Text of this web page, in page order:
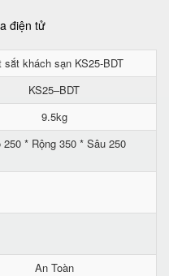
sắt khách sạn KS25-BDT
KS25–BDT
9.5kg
250 * Rộng 350 * Sâu 250
An Toàn